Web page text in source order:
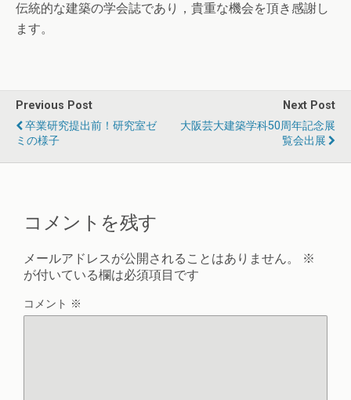
伝統的な建築の学会誌であり，貴重な機会を頂き感謝し
ます。
Previous Post
卒業研究提出前！研究室ゼ
ミの様子
Next Post
大阪芸大建築学科50周年記念展
覧会出展
コメントを残す
メールアドレスが公開されることはありません。
※
が付いている欄は必須項目です
コメント ※